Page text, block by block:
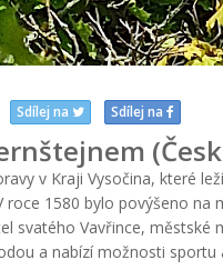
Sdílej na Sdílej na
v Kraji Vysočina, které
1580 bylo povýšeno
svatého Vavřince, městské
a nabízí možnosti sportu